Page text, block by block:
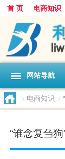
首 页 电商知识
网站导航
> 电商知识 >
“谁念复刍